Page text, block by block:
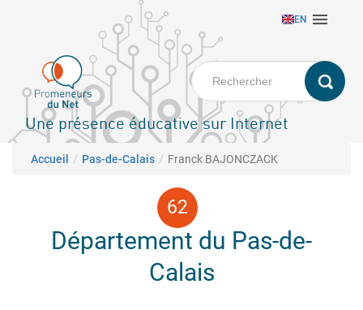
principal
EN 
Une présence éducative sur Internet
Fil d'Ariane
Accueil Pas-de-Calais Franck BAJONCZACK
Département du Pas-de-
Calais